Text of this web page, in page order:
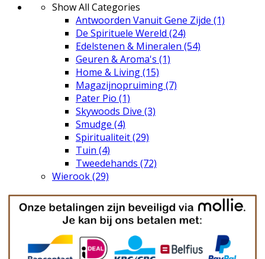
Show All Categories
Antwoorden Vanuit Gene Zijde (1)
De Spirituele Wereld (24)
Edelstenen & Mineralen (54)
Geuren & Aroma's (1)
Home & Living(15)
Magazijnopruiming(7)
Pater Pio (1)
Skywoods Dive (3)
Smudge (4)
Spiritualiteit(29)
Tuin (4)
Tweedehands (72)
Wierook(29)